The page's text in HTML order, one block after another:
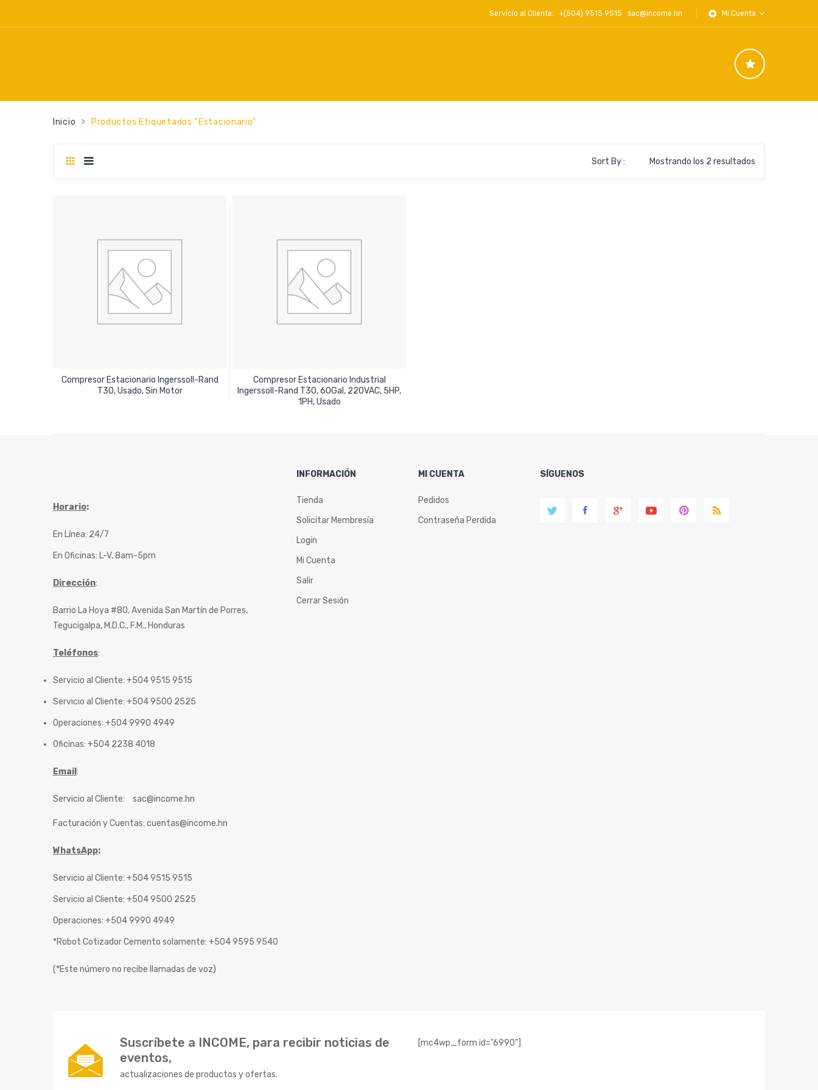
Servicio al Cliente: +(504) 9515 9515 sac@income.hn Mi Cuenta
Inicio Productos Etiquetados “estacionario”
Mostrando los 2 resultados
Sort By :
Compresor Estacionario Ingerssoll-Rand
T30, Usado, Sin Motor
Leer Más
Compresor Estacionario Industrial
Ingerssoll-Rand T30, 60Gal, 220VAC, 5HP,
1PH, Usado
Leer Más
Horario:
En Línea: 24/7
En Oficinas: L-V, 8am-5pm
Dirección:
Barrio La Hoya #80, Avenida San Martín de Porres,
Tegucigalpa, M.D.C., F.M., Honduras
Teléfonos:
Servicio al Cliente: +504 9515 9515
Servicio al Cliente: +504 9500 2525
Operaciones: +504 9990 4949
Oficinas: +504 2238 4018
Email :
Servicio al Cliente: sac@income.hn
Facturación y Cuentas: cuentas@income.hn
WhatsApp:
Servicio al Cliente: +504 9515 9515
Servicio al Cliente: +504 9500 2525
Operaciones: +504 9990 4949
*Robot Cotizador Cemento solamente: +504 9595 9540
(*Este número no recibe llamadas de voz)
INFORMACIÓN
Tienda
Solicitar Membresía
Login
Mi Cuenta
Salir
Cerrar Sesión
MI CUENTA
Pedidos
Contraseña Perdida
SÍGUENOS
Suscríbete a INCOME, para recibir noticias de
eventos,
actualizaciones de productos y ofertas.
[mc4wp_form id="6990"]